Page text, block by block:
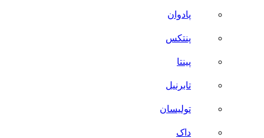
پادوان
پنتکس
پینتا
تابرنیل
تولیسان
داک